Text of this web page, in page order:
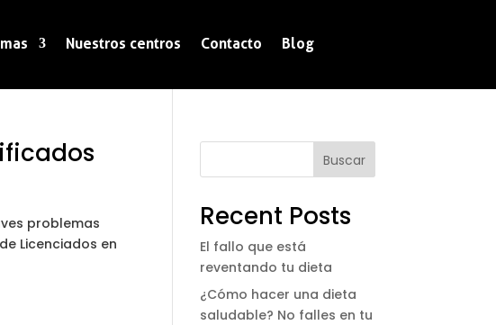
Nuestros centros Contacto Blog
problemas
Licenciados en
Buscar
Recent Posts
El fallo que está
reventando tu dieta
¿Cómo hacer una dieta
saludable? No falles en tu